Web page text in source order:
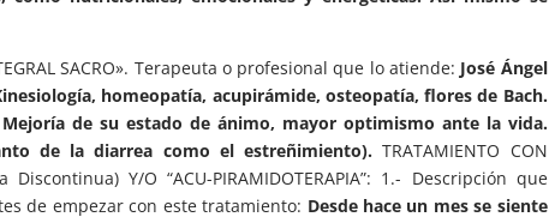
SACRO». Terapeuta o profesional que lo atiende: José Ángel
homeopatía, acupirámide, osteopatía, flores de Bach.
Mejoría de su estado de ánimo, mayor optimismo ante la vida.
de la diarrea como el estreñimiento). TRATAMIENTO CON
Discontinua) Y/O “ACU-PIRAMIDOTERAPIA”: 1.- Descripción que
de empezar con este tratamiento: Desde hace un mes se siente